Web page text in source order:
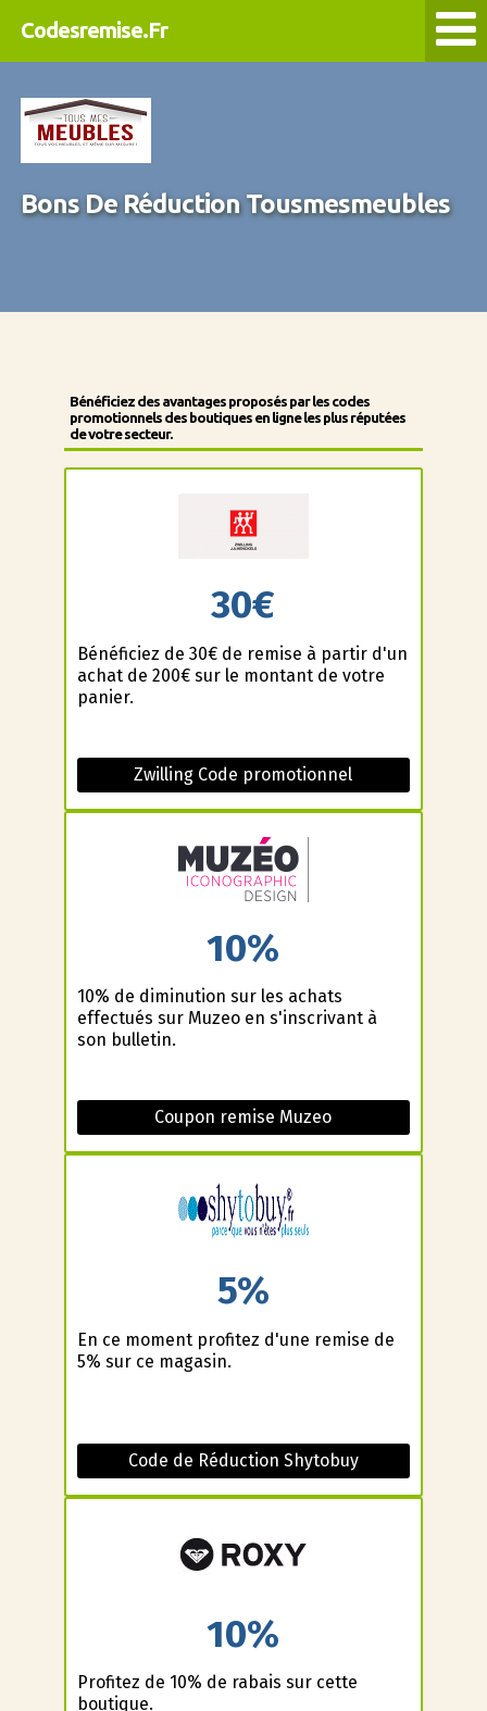
Codesremise.Fr
Bons De Réduction Tousmesmeubles
Bénéficiez des avantages proposés par les codes
promotionnels des boutiques en ligne les plus réputées
de votre secteur.
30€
Bénéficiez de 30€ de remise à partir d'un
achat de 200€ sur le montant de votre
panier.
Zwilling Code promotionnel
10%
10% de diminution sur les achats
effectués sur Muzeo en s'inscrivant à
son bulletin.
Coupon remise Muzeo
5%
En ce moment profitez d'une remise de
5% sur ce magasin.
Code de Réduction Shytobuy
10%
Profitez de 10% de rabais sur cette
boutique.